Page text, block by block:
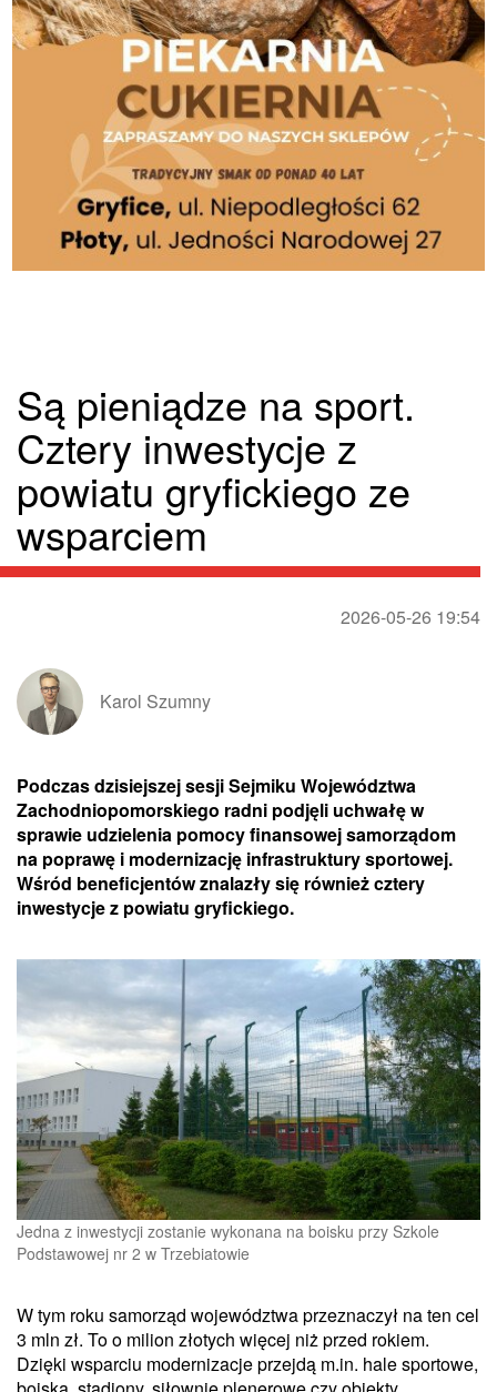
Są pieniądze na sport.
Cztery inwestycje z
powiatu gryfickiego ze
wsparciem
2026-05-26 19:54
Karol Szumny
Podczas dzisiejszej sesji Sejmiku Województwa
Zachodniopomorskiego radni podjęli uchwałę w
sprawie udzielenia pomocy finansowej samorządom
na poprawę i modernizację infrastruktury sportowej.
Wśród beneficjentów znalazły się również cztery
inwestycje z powiatu gryfickiego.
Jedna z inwestycji zostanie wykonana na boisku przy Szkole
Podstawowej nr 2 w Trzebiatowie
W tym roku samorząd województwa przeznaczył na ten cel
3 mln zł. To o milion złotych więcej niż przed rokiem.
Dzięki wsparciu modernizacje przejdą m.in. hale sportowe,